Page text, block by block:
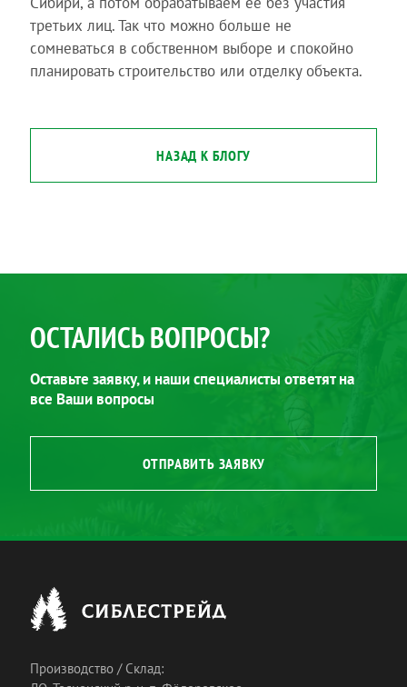
третьих лиц. Так что можно больше не
сомневаться в собственном выборе и спокойно
планировать строительство или отделку объекта.
НАЗАД К БЛОГУ
ОСТАЛИСЬ ВОПРОСЫ?
Оставьте заявку, и наши специалисты ответят на
все Ваши вопросы
ОТПРАВИТЬ ЗАЯВКУ
Производство / Склад: